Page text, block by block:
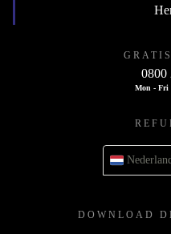
0800
Mon - Fri
DOWNLOAD